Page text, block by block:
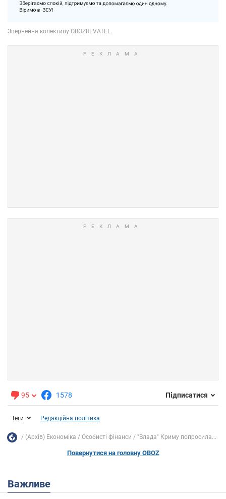
95 1578 Підписатися
Теги Редакційна політика
(Архів) Економіка Особисті фінанси "Влада" Криму попросила...
Повернутися на головну OBOZ
Важливе